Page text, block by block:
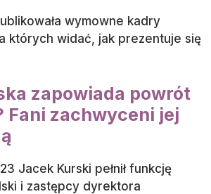
wymowne kadry
których widać, jak prezentuje się
zapowiada powrót
Fani zachwyceni jej
Jacek Kurski pełnił funkcję
i zastępcy dyrektora